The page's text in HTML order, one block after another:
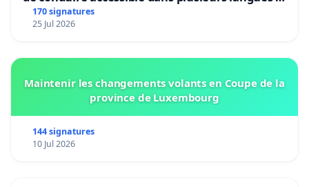
Bruxelles
170 signatures
25 Jul 2026
Maintenir les changements volants en Coupe de la
province de Luxembourg
144 signatures
10 Jul 2026